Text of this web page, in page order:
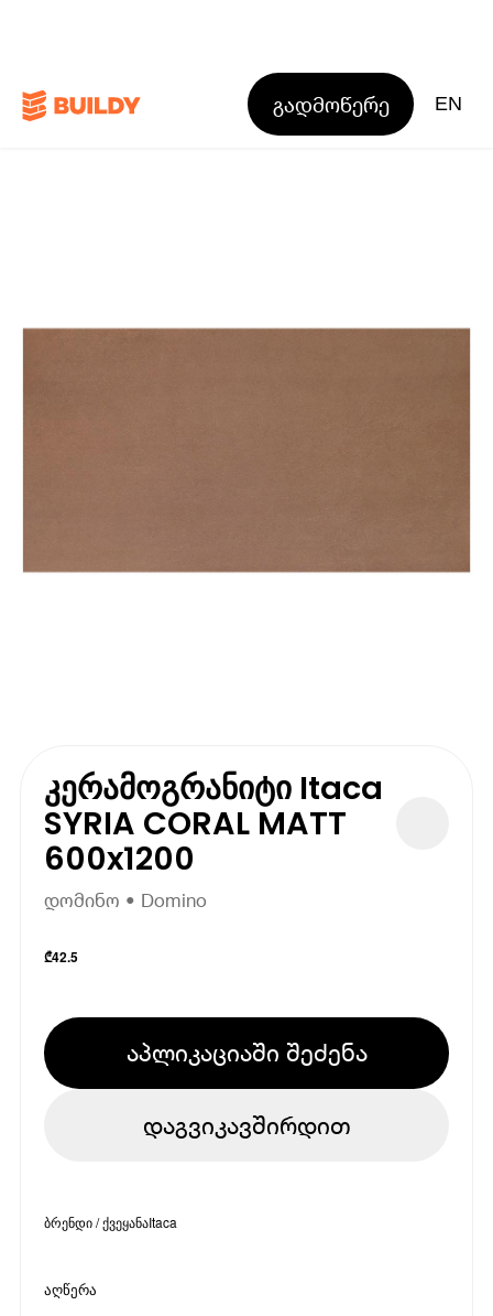
გადმოწერე EN
კერამოგრანიტი Itaca
SYRIA CORAL MATT
600x1200
დომინო • Domino
₾42.5
აპლიკაციაში შეძენა
დაგვიკავშირდით
ბრენდი / ქვეყანაItaca
აღწერა